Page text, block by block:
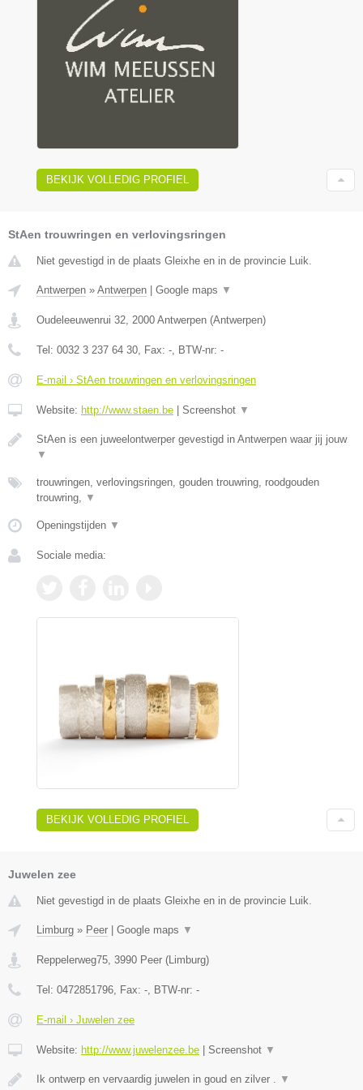
BEKIJK VOLLEDIG PROFIEL
StAen trouwringen en verlovingsringen
Niet gevestigd in de plaats Gleixhe en in de provincie Luik.
Antwerpen » Antwerpen Google maps ▼
Oudeleeuwenrui 32, 2000 Antwerpen (Antwerpen)
Tel: 0032 3 237 64 30, Fax: -, BTW-nr: -
E-mail › StAen trouwringen en verlovingsringen
Website: http://www.staen.be Screenshot ▼
StAen is een juweelontwerper gevestigd in Antwerpen waar jij jouw
▼
trouwringen, verlovingsringen, gouden trouwring, roodgouden
trouwring, ▼
Openingstijden ▼
Sociale media:
BEKIJK VOLLEDIG PROFIEL
Juwelen zee
Niet gevestigd in de plaats Gleixhe en in de provincie Luik.
Limburg » Peer Google maps ▼
Reppelerweg75 3990 Peer ( Limburg)
Tel: 0472851796 , Fax: - , BTW-nr: -
E-mail › Juwelen zee
Website: http://www.juwelenzee.be Screenshot ▼
Ik ontwerp en vervaardig juwelen in goud en zilver . ▼